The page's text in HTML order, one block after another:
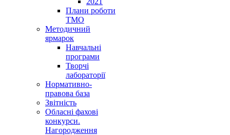
Плани роботи
ТМО
Методичний
ярмарок
Навчальні
програми
Творчі
лабораторії
Нормативно-
правова база
Звітність
Обласні фахові
конкурси.
Нагородження